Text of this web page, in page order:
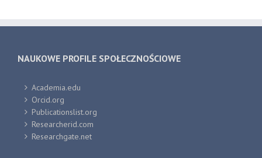
NAUKOWE PROFILE SPOŁECZNOŚCIOWE
Academia.edu
Orcid.org
Publicationslist.org
Researcherid.com
Researchgate.net